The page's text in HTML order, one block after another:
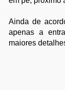
Ainda de
apenas a
maiores